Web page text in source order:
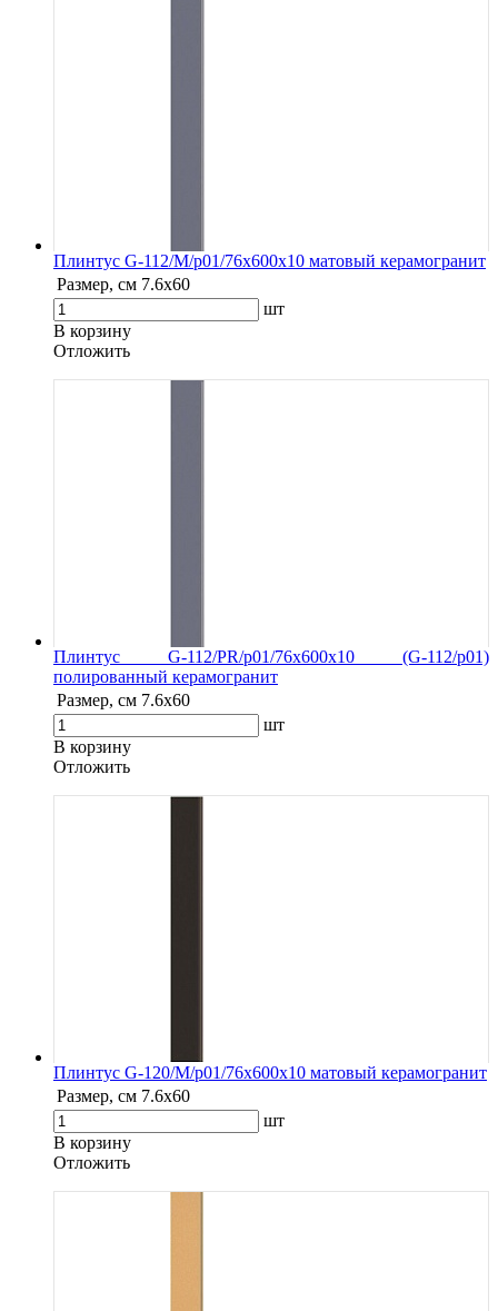
Плинтус G-112/М/p01/76x600x10 матовый керамогранит
Размер, см 7.6х60
шт
В корзину
Oтложить
Плинтус G-112/PR/p01/76x600x10 (G-112/p01)
полированный керамогранит
Размер, см 7.6х60
шт
В корзину
Oтложить
Плинтус G-120/М/p01/76x600x10 матовый керамогранит
Размер, см 7.6х60
шт
В корзину
Oтложить